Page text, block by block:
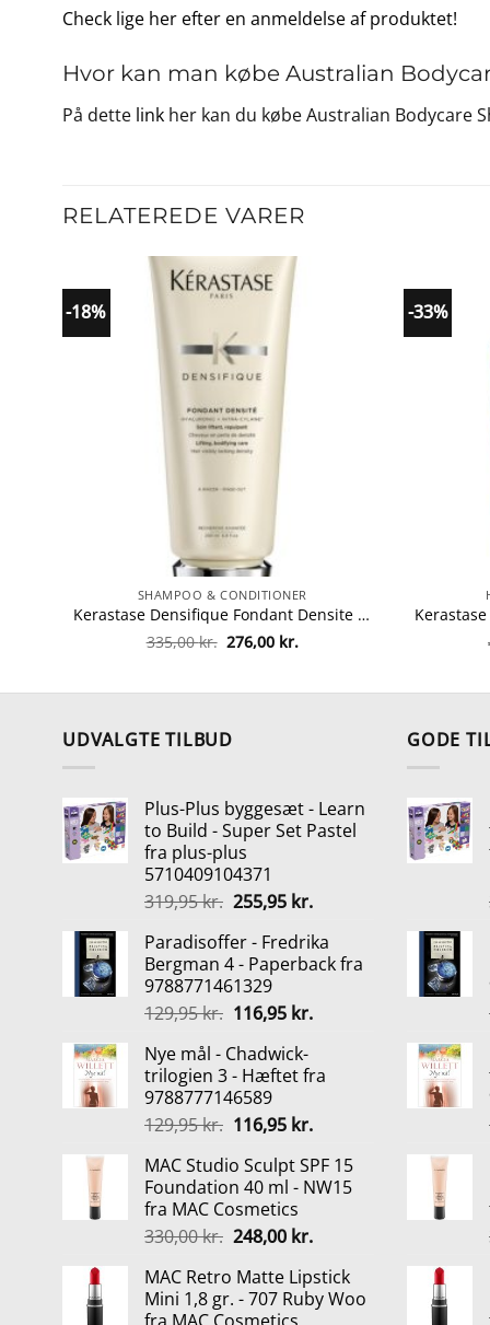
Check lige her efter en anmeldelse af produktet!
Hvor kan man købe Australian
På dette link her kan du købe Australian Bodycare
RELATEREDE VARER
-18%
SHAMPOO & CONDITIONER
Kerastase Densifique Fondant Densite Conditioner 200 ml fra Kerastase
335,00kr. Den
oprindelige
276,00 kr.Den
-33%
UDVALGTE TILBUD
Plus-Plus byggesæt - Learn
to Build - Super Set Pastel
fra plus-plus
5710409104371
319,95kr. Den
pris
var:
319,95 kr..
255,95 kr.Den
pris
er:
Paradisoffer - Fredrika
Bergman 4 - Paperback fra
9788771461329
129,95kr. Den
pris
var:
129,95 kr..
116,95 kr.Den
er:
Nye mål - Chadwick-
trilogien 3 - Hæftet fra
9788777146589
129,95kr. Den
pris
var:
129,95 kr..
116,95 kr.Den
pris
er:
MAC Studio Sculpt SPF 15
Foundation 40 ml - NW15
fra MAC Cosmetics
330,00kr. Den
pris
var:
248,00 kr.Den
pris
er:
MAC Retro Matte Lipstick
Mini 1,8 gr. - 707 Ruby Woo
GODE